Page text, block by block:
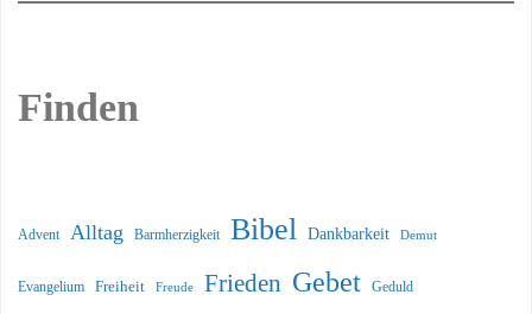
Finden
Advent Alltag Barmherzigkeit Bibel Dankbarkeit Demut
Evangelium Freiheit Freude Frieden Gebet Geduld